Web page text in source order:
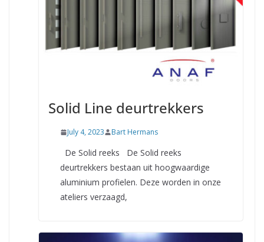
Solid Line deurtrekkers
July 4, 2023 Bart Hermans
De Solid reeks De Solid reeks
deurtrekkers bestaan uit hoogwaardige
aluminium profielen. Deze worden in onze
ateliers verzaagd,